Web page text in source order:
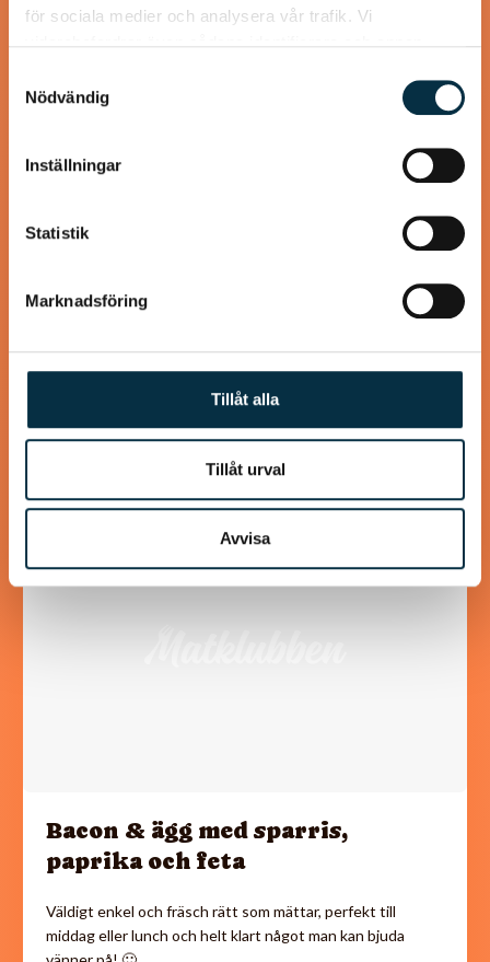
för sociala medier och analysera vår trafik. Vi
annons- och analysföretag som vi samarbetar med.
Dessa kan i sin tur kombinera informationen med annan
information som du har tillhandahållit eller som de har
samlat in när du har använt deras tjänster.
Nödvändig
Inställningar
Statistik
Marknadsföring
Tillåt alla
Tillåt urval
Avvisa
En enkel och mycket god middag. Vissa av ingredienserna
är på måfå därav de icke existerande måtten.
Bacon & ägg med sparris,
paprika och feta
Väldigt enkel och fräsch rätt som mättar, perfekt till
middag eller lunch och helt klart något man kan bjuda